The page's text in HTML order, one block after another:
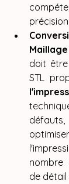
doit
STL
de détail